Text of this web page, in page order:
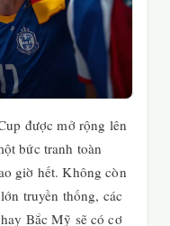
được mở rộng lên
bức tranh toàn
giờ hết. Không còn
truyền thống, các
Bắc Mỹ sẽ có cơ